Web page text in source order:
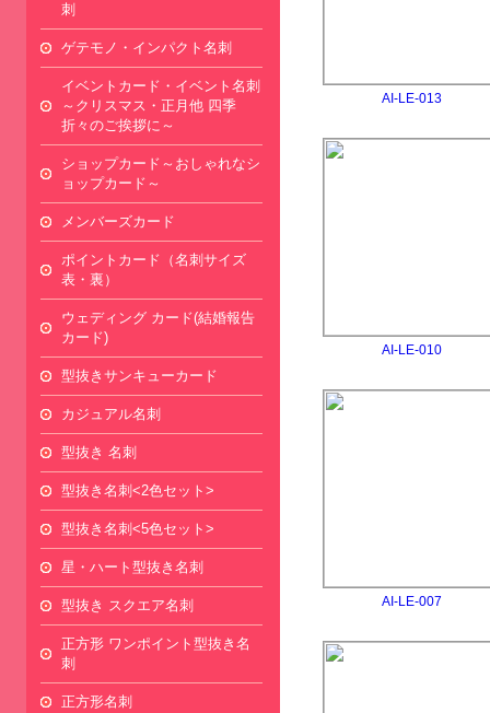
刺
ゲテモノ・インパクト名刺
イベントカード・イベント名刺
～クリスマス・正月他 四季
折々のご挨拶に～
ショップカード～おしゃれなシ
ョップカード～
メンバーズカード
ポイントカード（名刺サイズ
表・裏）
ウェディング カード(結婚報告
カード)
型抜きサンキューカード
カジュアル名刺
型抜き 名刺
型抜き名刺<2色セット>
型抜き名刺<5色セット>
星・ハート型抜き名刺
型抜き スクエア名刺
正方形 ワンポイント型抜き名
刺
正方形名刺
AI-LE-013
AI-LE-010
AI-LE-007